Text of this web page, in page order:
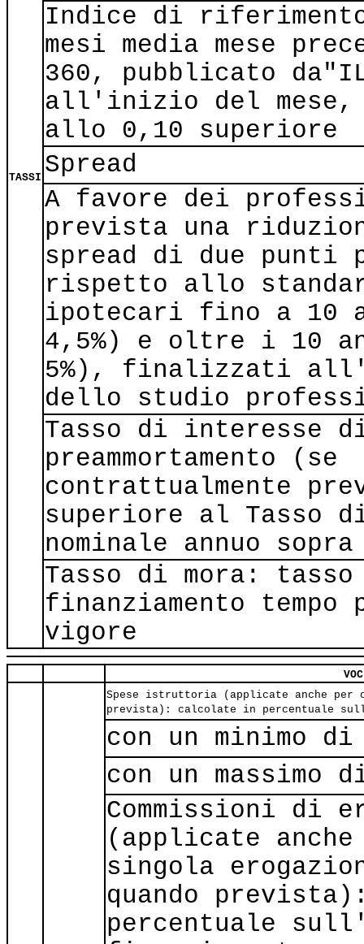
TASSI
Indice di riferimento:
mesi media mese
360, pubblicato da"IL
all'inizio del mese,
allo 0,10 superiore
Spread
A favore dei
prevista una
spread di due punti
rispetto allo
ipotecari fino a 10
4,5%) e oltre i 10
5%), finalizzati
dello studio
Tasso di interesse
preammortamento (se
contrattualmente
superiore al Tasso
nominale annuo
Tasso di mora:
finanziamento tempo
vigore
Spese istruttoria (applicate anche per
prevista): calcolate in percentuale
con un minimo di
con un massimo
Commissioni di
(applicate
singola
quando
percentuale